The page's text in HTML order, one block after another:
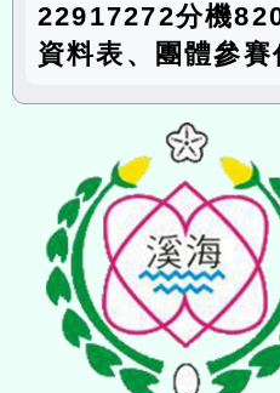
22917272分機
資料表、團體參